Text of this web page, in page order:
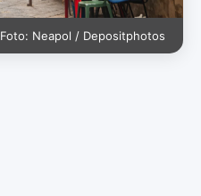
Foto: Neapol / Depositphotos